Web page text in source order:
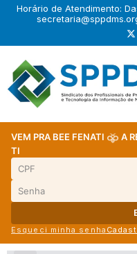
Horário de Atendimento:
VEM PRA BEE FENATI
A
TI
Esqueci minha senha